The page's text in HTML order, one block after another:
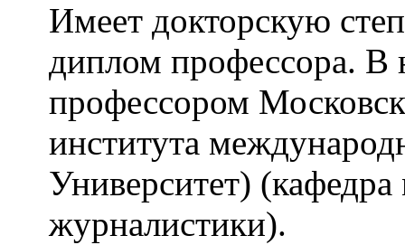
Имеет докторскую
диплом профессора. В
профессором
института
Университет)
журналистики).